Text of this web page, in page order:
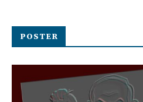
POSTER